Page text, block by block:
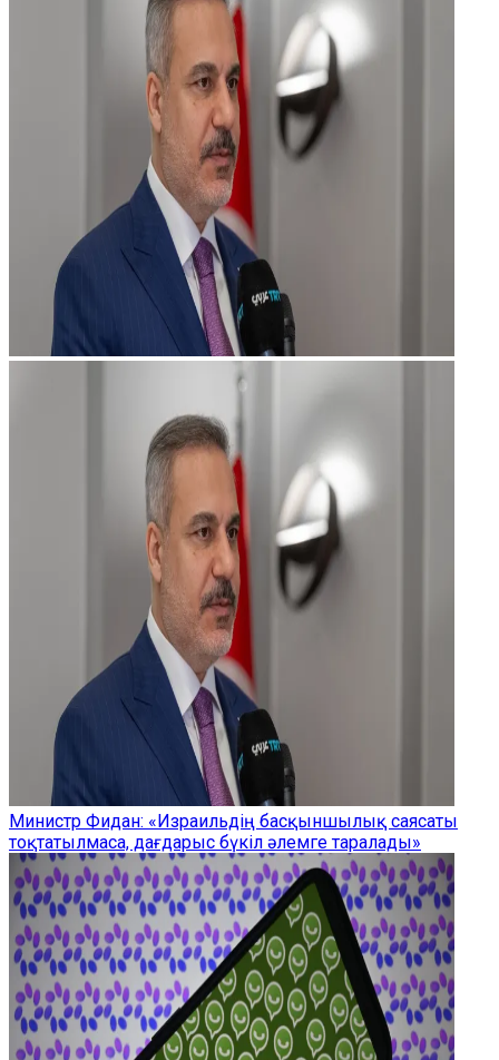
Министр Фидан: «Израильдің басқыншылық саясаты
тоқтатылмаса, дағдарыс бүкіл әлемге таралады»